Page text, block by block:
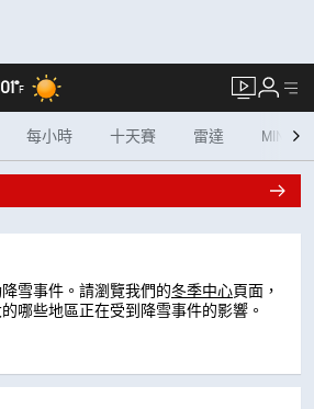
F
每小時 十天賽 雷達
雪事件。請瀏覽我們的冬季中心頁面，
哪些地區正在受到降雪事件的影響。